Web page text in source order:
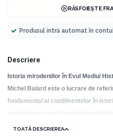
RĂSFOIEȘTE
Produsul intră automat în
Descriere
Istoria mirodeniilor în Evul Mediu/
Michel Balard este o lucrare de
fundamental al condimentelor în
neîncetată a stimulat călătoriile spre
TOATĂ DESCRIEREA